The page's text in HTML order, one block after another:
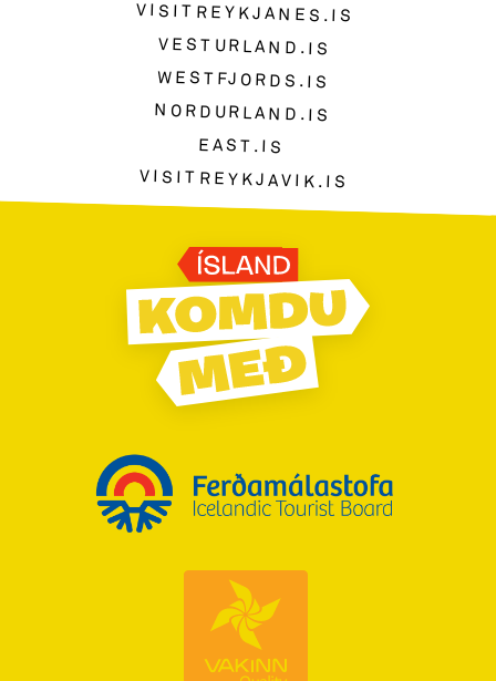
VISITREYKJANES.IS
VESTURLAND.IS
WESTFJORDS.IS
NORDURLAND.IS
EAST.IS
VISITREYKJAVIK.IS